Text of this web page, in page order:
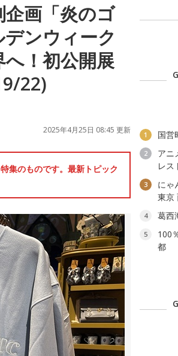
画「炎のゴ
ンウィーク
！初公開展
22)
2025年4月25日 08:45 更新
集のものです。最新トピック
1 国営
2
アニ
レス
3
にゃ
東京
4 葛西
5
100
都